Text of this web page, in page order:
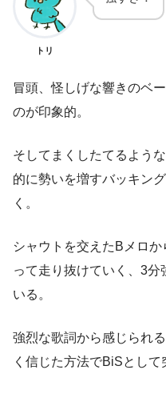
トリ
冒頭、怪しげな響きのベ
のが印象的。
そしてまくしたてるよう
的に勢いを増すバッキン
く。
シャウトを交えたBメロ
って走り抜けていく、3
いる。
強烈な歌詞から感じられ
く信じた方法でBiSとして